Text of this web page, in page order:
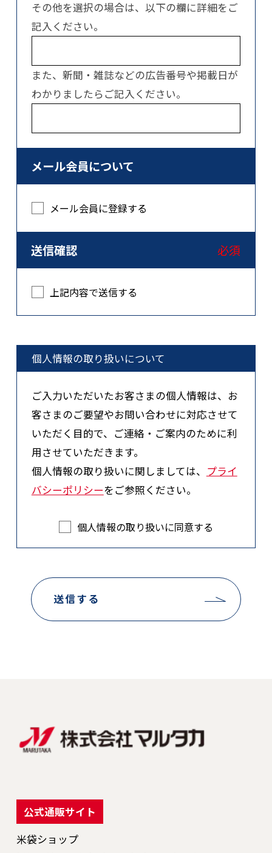
その他を選択の場合は、以下の欄に詳細をご
記入ください。
また、新聞・雑誌などの広告番号や掲載日が
わかりましたらご記入ください。
メール会員について
メール会員に登録する
送信確認 必須
上記内容で送信する
個人情報の取り扱いについて
ご入力いただいたお客さまの個人情報は、お
客さまのご要望やお問い合わせに対応させて
いただく目的で、ご連絡・ご案内のために利
用させていただきます。
個人情報の取り扱いに関しましては、 プライ
バシーポリシーをご参照ください。
個人情報の取り扱いに同意する
送信する
公式通販サイト
米袋ショップ